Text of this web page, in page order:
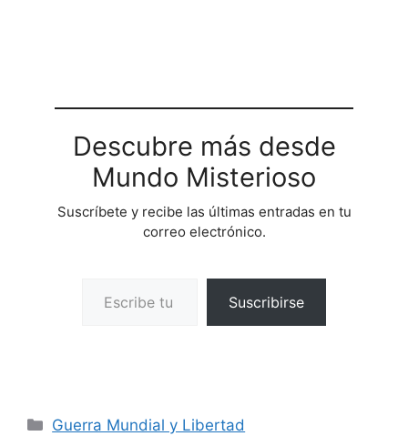
Descubre más desde
Mundo Misterioso
Suscríbete y recibe las últimas entradas en tu
correo electrónico.
Suscribirse
Categorías
Guerra Mundial y Libertad